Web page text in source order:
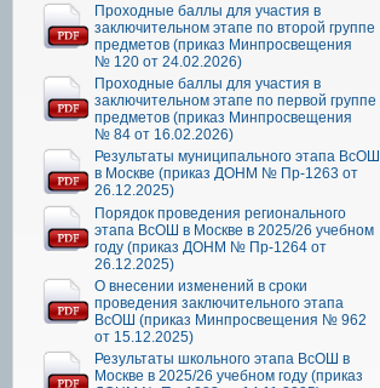
Проходные баллы для участия в
заключительном этапе по второй группе
предметов (приказ Минпросвещения
№ 120 от 24.02.2026)
Проходные баллы для участия в
заключительном этапе по первой группе
предметов (приказ Минпросвещения
№ 84 от 16.02.2026)
Результаты муниципального этапа ВсОШ
в Москве (приказ ДОНМ № Пр-1263 от
26.12.2025)
Порядок проведения регионального
этапа ВсОШ в Москве в 2025/26 учебном
году (приказ ДОНМ № Пр-1264 от
26.12.2025)
О внесении изменений в сроки
проведения заключительного этапа
ВсОШ (приказ Минпросвещения № 962
от 15.12.2025)
Результаты школьного этапа ВсОШ в
Москве в 2025/26 учебном году (приказ